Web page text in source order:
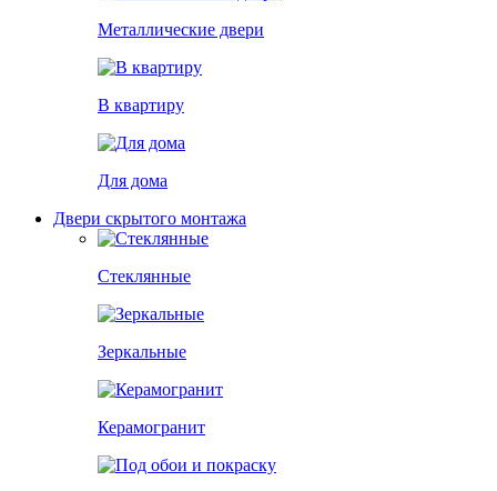
Металлические двери
В квартиру
Для дома
Двери скрытого монтажа
Стеклянные
Зеркальные
Керамогранит